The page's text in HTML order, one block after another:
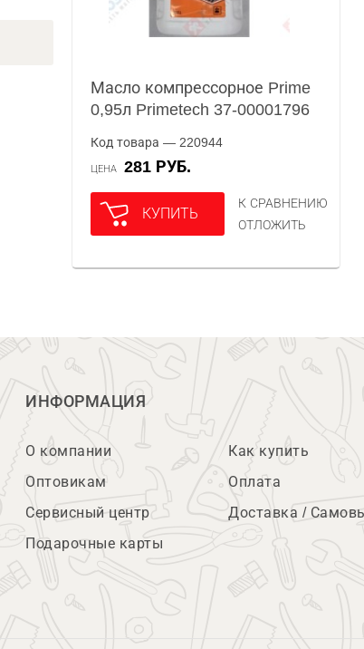
Масло компрессорное Prime
0,95л Primetech 37-00001796
Код товара — 220944
ЦЕНА 281 РУБ.
КУПИТЬ
К СРАВНЕНИЮ
ОТЛОЖИТЬ
ИНФОРМАЦИЯ
О компании
Оптовикам
Сервисный центр
Подарочные карты
Как купить
Оплата
Доставка /